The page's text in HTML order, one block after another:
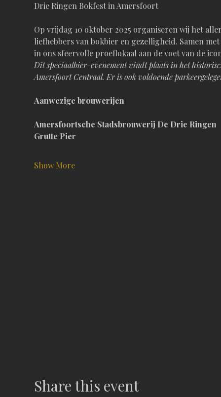
Drie Ringen Bokfest in Amersfoort
Op vrijdag 10 oktober 2025 organiseren wij het
liefhebbers van bokbier en gezelligheid. Samen
in ons sfeervolle proeflokaal aan de voet van de
Dit speciaalbier-evenement vindt plaats in het
Amersfoort Centraal. Er is ook voldoende
Aanwezige brouwerijen
Amersfoortsche Stadsbrouwerij De Drie Ringen
Grutte Pier
Show More
Share this event